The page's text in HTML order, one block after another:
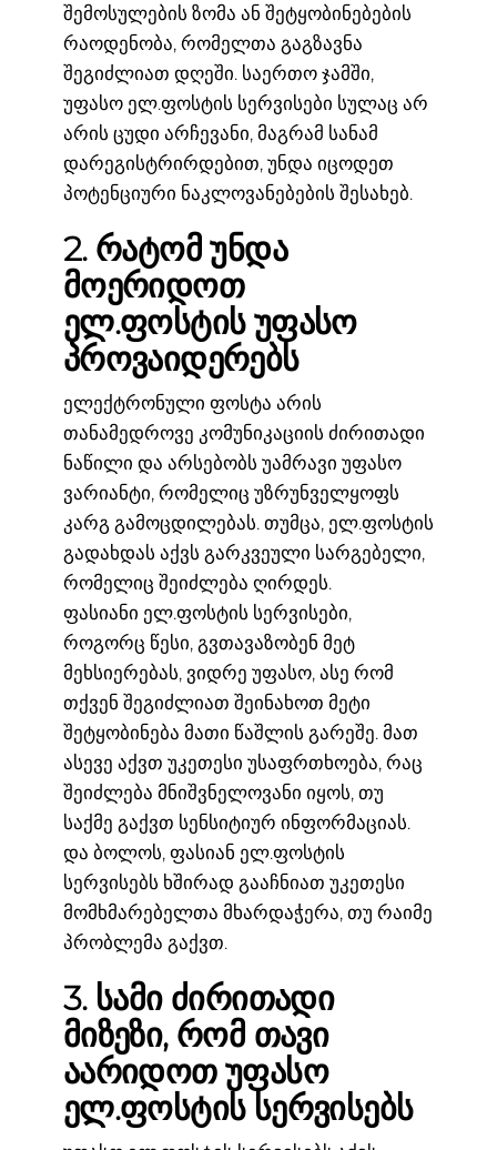
შემოსულების ზომა ან შეტყობინებების
რაოდენობა, რომელთა გაგზავნა
შეგიძლიათ დღეში. საერთო ჯამში,
უფასო ელ.ფოსტის სერვისები სულაც არ
არის ცუდი არჩევანი, მაგრამ სანამ
დარეგისტრირდებით, უნდა იცოდეთ
პოტენციური ნაკლოვანებების შესახებ.
2. რატომ უნდა
მოერიდოთ
ელ.ფოსტის უფასო
პროვაიდერებს
ელექტრონული ფოსტა არის
თანამედროვე კომუნიკაციის ძირითადი
ნაწილი და არსებობს უამრავი უფასო
ვარიანტი, რომელიც უზრუნველყოფს
კარგ გამოცდილებას. თუმცა, ელ.ფოსტის
გადახდას აქვს გარკვეული სარგებელი,
რომელიც შეიძლება ღირდეს.
ფასიანი ელ.ფოსტის სერვისები,
როგორც წესი, გვთავაზობენ მეტ
მეხსიერებას, ვიდრე უფასო, ასე რომ
თქვენ შეგიძლიათ შეინახოთ მეტი
შეტყობინება მათი წაშლის გარეშე. მათ
ასევე აქვთ უკეთესი უსაფრთხოება, რაც
შეიძლება მნიშვნელოვანი იყოს, თუ
საქმე გაქვთ სენსიტიურ ინფორმაციას.
და ბოლოს, ფასიან ელ.ფოსტის
სერვისებს ხშირად გააჩნიათ უკეთესი
მომხმარებელთა მხარდაჭერა, თუ რაიმე
პრობლემა გაქვთ.
3. სამი ძირითადი
მიზეზი, რომ თავი
აარიდოთ უფასო
ელ.ფოსტის სერვისებს